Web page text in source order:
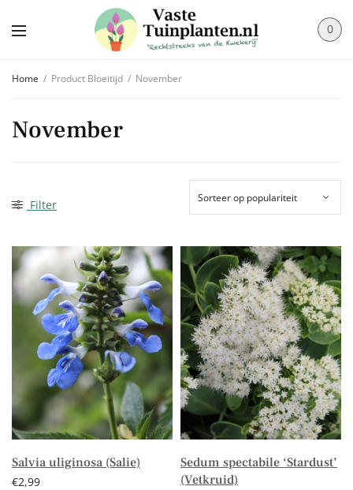
0
Home / Product Bloeitijd / November
November
Filter
Salvia uliginosa (Salie)
€2,99
Sedum spectabile ‘Stardust’
(Vetkruid)